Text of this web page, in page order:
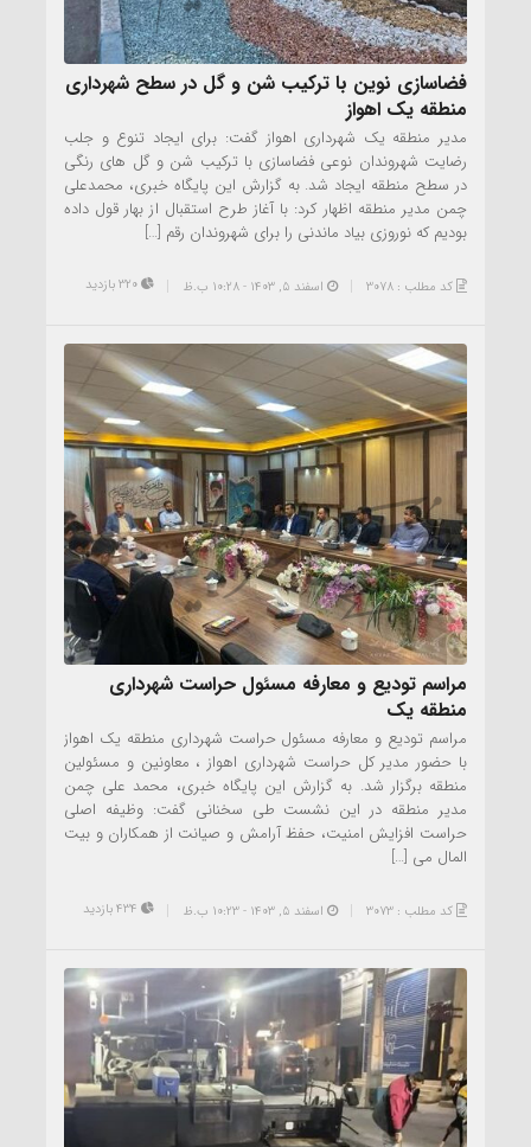
فضاسازی نوین با ترکیب شن و گل در سطح شهرداری
منطقه یک اهواز
مدیر منطقه یک شهرداری اهواز گفت: برای ایجاد تنوع و جلب
رضایت شهروندان نوعی فضاسازی با ترکیب شن و گل های رنگی
در سطح منطقه ایجاد شد. به گزارش این پایگاه خبری، محمدعلی
چمن مدیر منطقه اظهار کرد: با آغاز طرح استقبال از بهار قول داده
بودیم که نوروزی بیاد ماندنی را برای شهروندان رقم […]
کد مطلب : 3078 اسفند ۵, ۱۴۰۳ - 10:28 ب.ظ
مراسم تودیع و معارفه مسئول حراست شهرداری
منطقه یک
مراسم تودیع و معارفه مسئول حراست شهرداری منطقه یک اهواز
با حضور مدیر کل حراست شهرداری اهواز ، معاونین و مسئولین
منطقه برگزار شد. به گزارش این پایگاه خبری، محمد علی چمن
مدیر منطقه در این نشست طی سخنانی گفت: وظیفه اصلی
حراست افزایش امنیت، حفظ آرامش و صیانت از همکاران و بیت
المال می […]
کد مطلب : 3073 اسفند ۵, ۱۴۰۳ - 10:23 ب.ظ